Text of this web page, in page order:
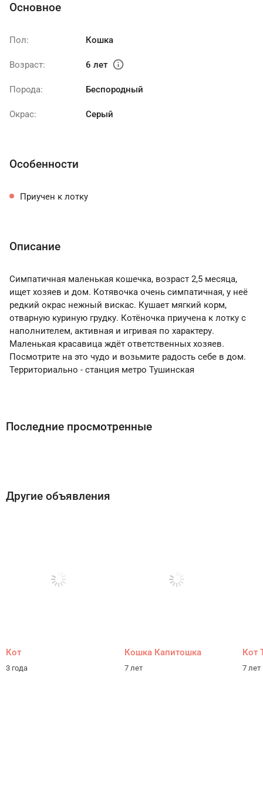
Основное
Пол: Кошка
Возраст: 6 лет info
Порода: Беспородный
Окрас: Серый
Особенности
Приучен к лотку
Описание
Симпатичная маленькая кошечка, возраст 2,5 месяца,
ищет хозяев и дом. Котявочка очень симпатичная, у неё
редкий окрас нежный вискас. Кушает мягкий корм,
отварную куриную грудку. Котёночка приучена к лотку с
наполнителем, активная и игривая по характеру.
Маленькая красавица ждёт ответственных хозяев.
Посмотрите на это чудо и возьмите радость себе в дом.
Территориально - станция метро Тушинская
Последние просмотренные
Другие объявления
Кот
3 года
Кошка Капитошка
7 лет
Кот
7 лет